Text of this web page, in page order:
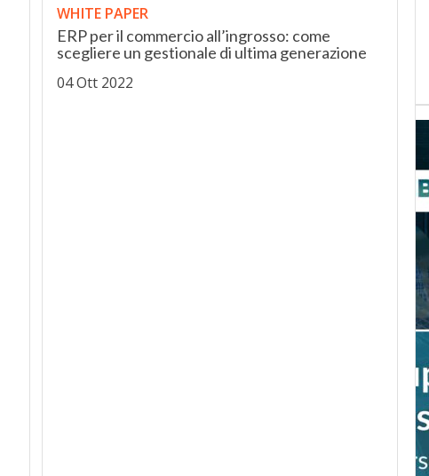
WHITE PAPER
ERP per il commercio all’ingrosso: come
scegliere un gestionale di ultima generazione
04 Ott 2022